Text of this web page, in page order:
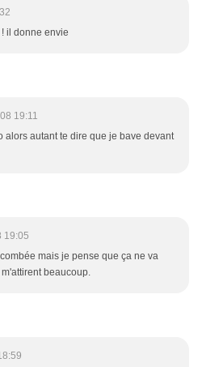
il donne envie
19:11
alors autant te dire que je bave devant
19:05
mais je pense que ça ne va
beaucoup.